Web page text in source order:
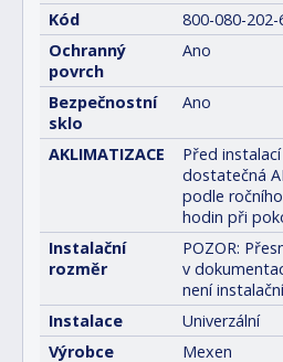
Kód
800-080-
Ochranný
povrch
Ano
Bezpečnostní
sklo
Ano
AKLIMATIZACE
Před
dostatečná
podle
hodin při
Instalační
rozměr
POZOR:
v
není
Instalace
Univerzální
Výrobce
Mexen